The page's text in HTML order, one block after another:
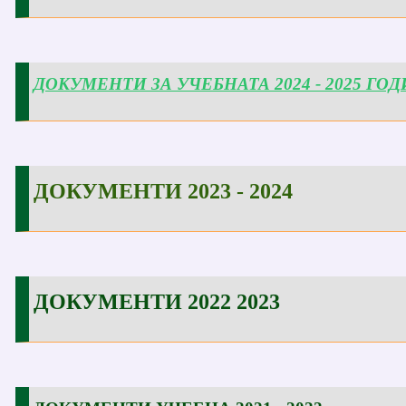
ДОКУМЕНТИ ЗА УЧЕБНАТА 2025 - 2026 ГОДИНА
ДОКУМЕНТИ ЗА УЧЕБНАТА 2024 - 2025
ДОКУМЕНТИ ЗА УЧЕБНАТА 2024 - 2025 ГОДИНА
ДОКУМЕНТИ 2023 - 2024
ДОКУМЕНТИ 2023 - 2024
ДОКУМЕНТИ 2022 2023
ДОКУМЕНТИ 2022 2023